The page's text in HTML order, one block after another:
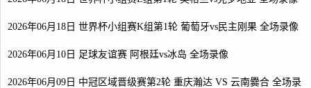
2026年06月18日 世界杯小组赛K组第1轮 葡萄牙vs民主刚果 全场录像
2026年06月10日 足球友谊赛 阿根廷vs冰岛 全场录像
2026年06月09日 中冠区域晋级赛第2轮 重庆瀚达 VS 云南爨合 全场录